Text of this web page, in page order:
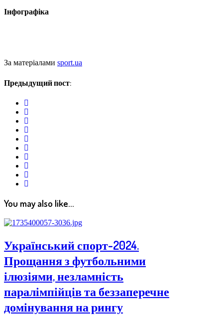
Інфографіка
За матеріалами sport.ua
Предыдущий пост:
You may also like...
Український спорт-2024.
Прощання з футбольними
ілюзіями, незламність
паралімпійців та беззаперечне
домінування на рингу